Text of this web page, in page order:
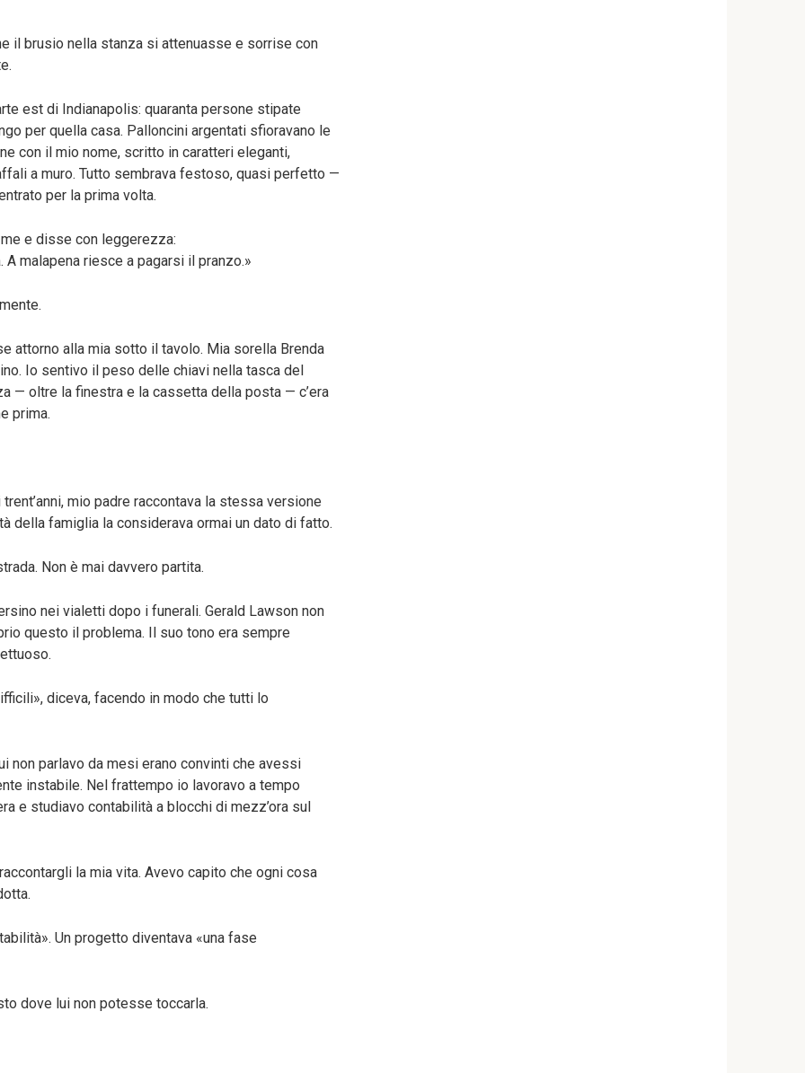
il brusio nella stanza si attenuasse e sorrise con
est di Indianapolis: quaranta persone stipate
per quella casa. Palloncini argentati sfioravano le
con il mio nome, scritto in caratteri eleganti,
a muro. Tutto sembrava festoso, quasi perfetto —
per la prima volta.
e disse con leggerezza:
malapena riesce a pagarsi il pranzo.»
attorno alla mia sotto il tavolo. Mia sorella Brenda
Io sentivo il peso delle chiavi nella tasca del
— oltre la finestra e la cassetta della posta — c’era
prima.
mio padre raccontava la stessa versione
della famiglia la considerava ormai un dato di fatto.
Non è mai davvero partita.
nei vialetti dopo i funerali. Gerald Lawson non
questo il problema. Il suo tono era sempre
diceva, facendo in modo che tutti lo
non parlavo da mesi erano convinti che avessi
instabile. Nel frattempo io lavoravo a tempo
e studiavo contabilità a blocchi di mezz’ora sul
la mia vita. Avevo capito che ogni cosa
Un progetto diventava «una fase
dove lui non potesse toccarla.